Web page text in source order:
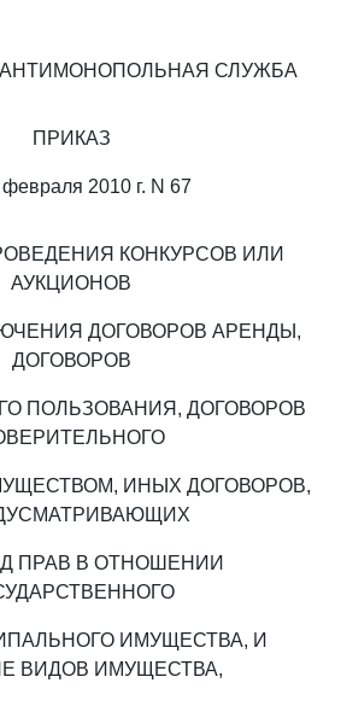
СЛУЖБА
ПРИКАЗ
2010 г. N 67
КОНКУРСОВ ИЛИ
АУКЦИОНОВ
ДОГОВОРОВ АРЕНДЫ,
ДОГОВОРОВ
ПОЛЬЗОВАНИЯ, ДОГОВОРОВ
ИНЫХ ДОГОВОРОВ,
ПРАВ В ОТНОШЕНИИ
ИМУЩЕСТВА, И
ВИДОВ ИМУЩЕСТВА,